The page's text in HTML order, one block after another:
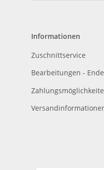
Informationen
Zuschnittservice
Bearbeitungen -